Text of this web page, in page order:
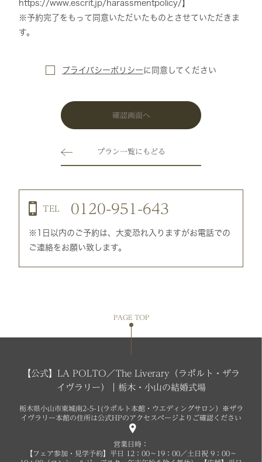
https://www.escrit.jp/harassmentpolicy/】
※予約完了をもって同意いただいたものとさせていただきま
す。
プライバシーポリシー に 同意してください
確認画面へ
プラン一覧にもどる
TEL 0120-951-643
※1日以内のご予約は、大変恐れ入りますがお電話での
ご連絡をお願い致します。
PAGE TOP
【公式】LA POLTO／The Liverary（ラポルト・ザラ
イヴラリー）｜栃木・小山の結婚式場
栃木県小山市東城南2-5-1(ラポルト本館・ウエディングサロン）※ザラ
イヴラリー本館の住所は公式HPのアクセスページよりご確認ください
営業日時：
【フェア参加・見学予約】平日 12：00～19：00／土日祝 9：00～